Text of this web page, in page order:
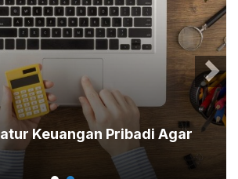
Keuangan Pribadi Agar